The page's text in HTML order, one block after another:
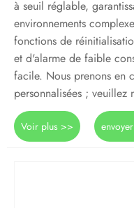
à seuil réglable,
environnements
fonctions de
et d'alarme de faible
facile. Nous prenons en
personnalisées ; veuillez
Voir plus >>